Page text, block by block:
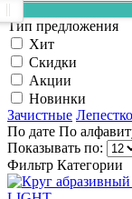
Тип предложения
Хит
Скидки
Акции
Новинки
Зачистные
По дате По
Показывать по:
Фильтр Категории